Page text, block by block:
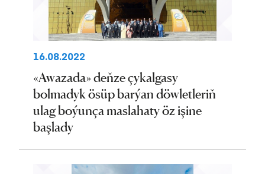
16.08.2022
«Awazada» deňze çykalgasy
bolmadyk ösüp barýan döwletleriň
ulag boýunça maslahaty öz işine
başlady